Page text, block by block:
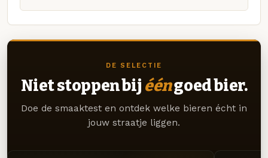
DE SELECTIE
Niet stoppen bij ééngoed bier.
Doe de smaaktest en ontdek welke bieren écht in
jouw straatje liggen.